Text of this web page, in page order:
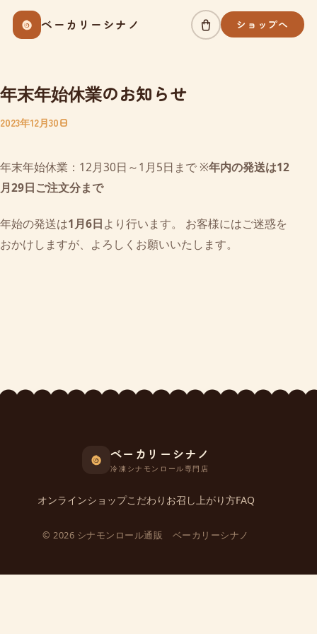
Skip
ベーカリーシナノ ショップへ
年末年始休業のお知らせ
2023年12月30日
年末年始休業：12月30日～1月5日まで ※年内の発送は12
月29日ご注文分まで
年始の発送は1月6日より行います。 お客様にはご迷惑を
おかけしますが、よろしくお願いいたします。
ベーカリーシナノ
冷凍シナモンロール専門店
オンラインショップこだわり お召し上がり方FAQ
© 2026 シナモンロール通販 ベーカリーシナノ